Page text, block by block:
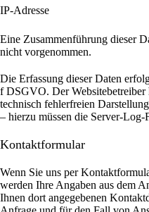
IP-Adresse
Eine Zusammenführung dieser
nicht vorgenommen.
Die Erfassung dieser Daten
f DSGVO. Der Websitebetreiber
technisch fehlerfreien
– hierzu müssen die Server-Log-
Kontaktformular
Wenn Sie uns per
werden Ihre Angaben aus dem
Ihnen dort angegebenen